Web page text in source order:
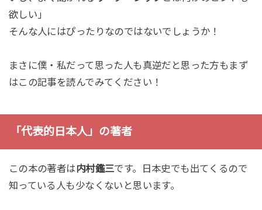
欲しい」
そんな人にはぴったりなのではないでしょうか！
まさに僕・私だって思った人も真逆だと思った方もまず
はこの記事を読んでみてください！
「代表的日本人」の著者
この本の著者は内村鑑三です。日本史でも出てくるので
知っている人も少なくないと思います。